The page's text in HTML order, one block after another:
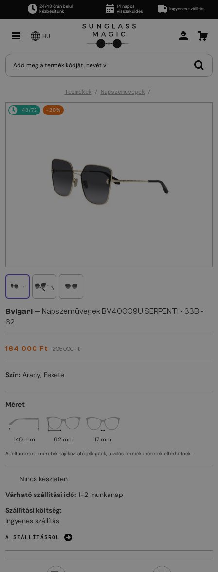
24/48 órán belül
kézbesítünk
14 napos
visszaküldés
Ingyenes szállítás
HU
Termékek Napszemüvegek
48/72 -20%
Bvlgari — Napszemüvegek BV40009U SERPENTI - 33B -
62
164 000 Ft 205 000 Ft
Szín: Arany, Fekete
Méret
140 mm 62 mm 17 mm
A feltüntetett méretek tájékoztató jellegűek, a valós termék méretek eltérhetnek.
Nincs készleten
Várható szállítási idő: 1-2 munkanap
Szállítási költség:
Ingyenes szállítás
A SZÁLLÍTÁSRÓL